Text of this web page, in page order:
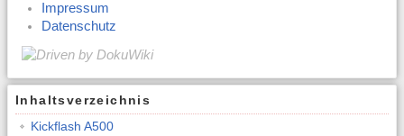
Impressum
Datenschutz
Inhaltsverzeichnis
Kickflash A500